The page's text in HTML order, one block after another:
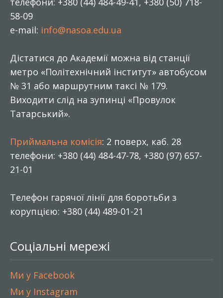
58-09
e-mail: info@nasoa.edu.ua
Дістатися до Академії можна від станції
метро «Політехнічний інститут» автобусом
№ 31 або маршрутним таксі № 179.
Виходити слід на зупинці «Провулок
Татарський».
Приймальна комісія: 2 поверх, каб. 28
телефони: +380 (44) 484-47-78, +380 (97) 657-
21-01
Телефон гарячої лінії для боротьби з
корупцією: +380 (44) 489-01-21
Соціальні мережі
Ми у Facebook
Ми у Instagram